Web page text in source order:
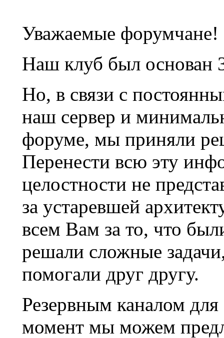
Уважаемые форумчане!
Наш клуб был основан
Но, в связи с
наш сервер и
форуме, мы приняли
Перенести всю эту
целостности не
за устаревшей
всем Вам за то, что
решали сложные
помогали друг другу.
Резервным каналом
момент мы можем